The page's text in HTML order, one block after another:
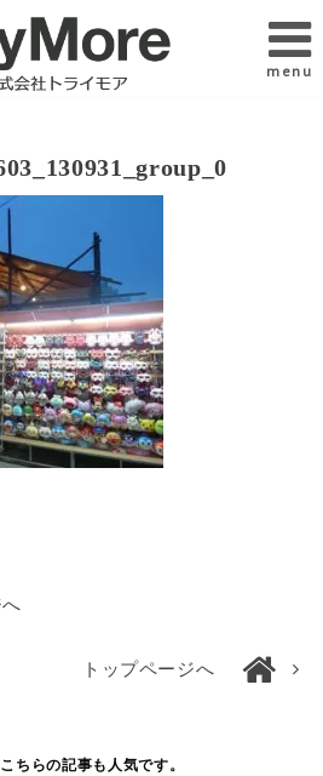
menu
トップページへ
こちらの記事も人気です。